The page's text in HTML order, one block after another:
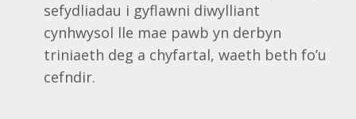
sefydliadau i gyflawni diwylliant
cynhwysol lle mae pawb yn derbyn
triniaeth deg a chyfartal, waeth beth fo’u
cefndir.